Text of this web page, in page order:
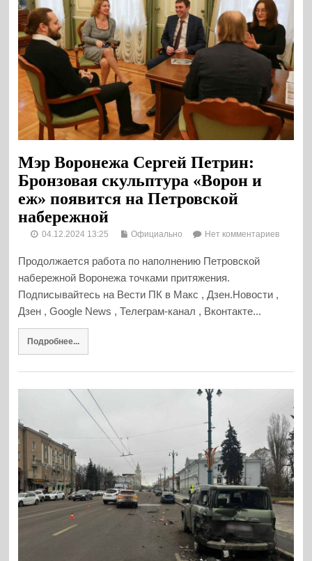
Мэр Воронежа Сергей Петрин:
Бронзовая скульптура «Ворон и
еж» появится на Петровской
набережной
04.12.2024 13:25 Официально Нет комментариев
Продолжается работа по наполнению Петровской
набережной Воронежа точками притяжения.
Подписывайтесь на Вести ПК в Макс , Дзен.Новости ,
Дзен , Google News , Телеграм-канал , Вконтакте...
Подробнее...